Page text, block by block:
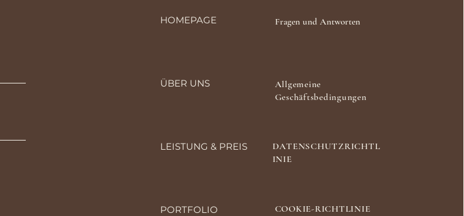
HOMEPAGE
ÜBER UNS
LEISTUNG & PREIS
PORTFOLIO
Fragen und Antworten
Allgemeine
Geschäftsbedingungen
DATENSCHUTZRICHTL
INIE
COOKIE-RICHTLINIE